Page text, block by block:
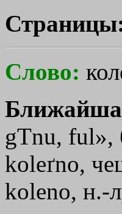
Слово:
gТnu, ful»,
koleґno,
kоlеnо, н.-